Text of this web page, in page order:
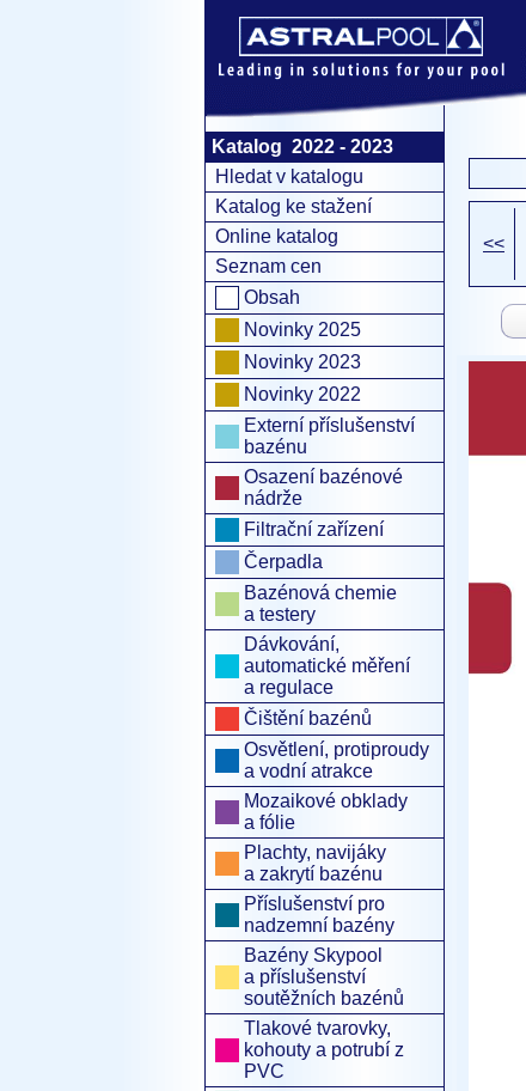
Katalog 2022 - 2023
Hledat v katalogu
Katalog ke stažení
Online katalog
Seznam cen
Obsah
Novinky 2025
Novinky 2023
Novinky 2022
Externí příslušenství
bazénu
Osazení bazénové
nádrže
Filtrační zařízení
Čerpadla
Bazénová chemie
a testery
Dávkování,
automatické měření
a regulace
Čištění bazénů
Osvětlení, protiproudy
a vodní atrakce
Mozaikové obklady
a fólie
Plachty, navijáky
a zakrytí bazénu
Příslušenství pro
nadzemní bazény
Bazény Skypool
a příslušenství
soutěžních bazénů
Tlakové tvarovky,
kohouty a potrubí z
PVC
<<